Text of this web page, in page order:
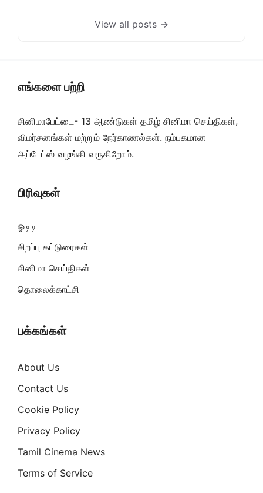
View all posts →
எங்களை பற்றி
சினிமாபேட்டை- 13 ஆண்டுகள் தமிழ் சினிமா செய்திகள்,
விமர்சனங்கள் மற்றும் நேர்காணல்கள். நம்பகமான
அப்டேட்ஸ் வழங்கி வருகிறோம்.
பிரிவுகள்
ஓடிடி
சிறப்பு கட்டுரைகள்
சினிமா செய்திகள்
தொலைக்காட்சி
பக்கங்கள்
About Us
Contact Us
Cookie Policy
Privacy Policy
Tamil Cinema News
Terms of Service